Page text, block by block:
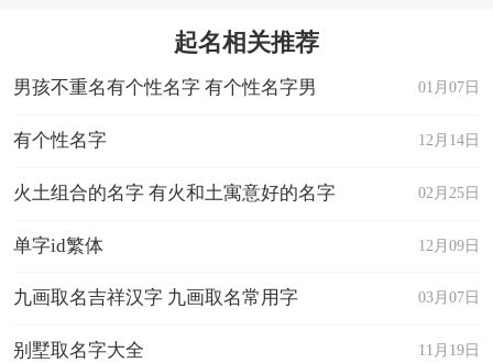
起名相关推荐
01月07日
男孩不重名有个性名字 有个性名字男
12月14日
有个性名字
02月25日
火土组合的名字 有火和土寓意好的名字
12月09日
单字id繁体
03月07日
九画取名吉祥汉字 九画取名常用字
11月19日
别墅取名字大全